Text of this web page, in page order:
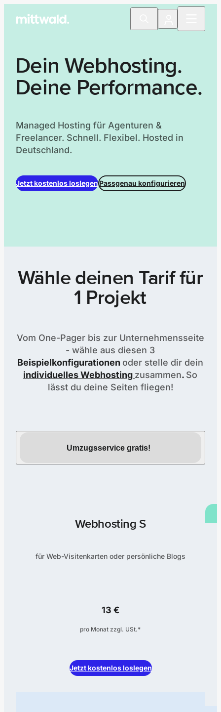
Dein Webhosting.
Deine Performance.
Managed Hosting für Agenturen &
Freelancer. Schnell. Flexibel. Hosted in
Deutschland.
Jetzt kostenlos loslegenPassgenau konfigurieren
Wähle deinen Tarif für
1 Projekt
Vom One-Pager bis zur Unternehmensseite
- wähle aus diesen 3
Beispielkonfigurationen oder stelle dir dein
individuelles Webhosting zusammen. So
lässt du deine Seiten fliegen!
Umzugsservice gratis!
Webhosting S
für Web-Visitenkarten oder persönliche Blogs
13 €
pro Monat zzgl. USt.*
Jetzt kostenlos loslegen